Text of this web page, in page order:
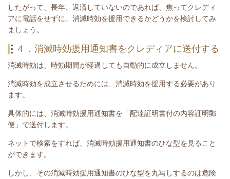
したがって、長年、返済していないのであれば、焦ってクレディ
アに電話をせずに、消滅時効を援用できるかどうかを検討してみ
ましょう。
４．消滅時効援用通知書をクレディアに送付する
消滅時効は、時効期間が経過しても自動的に成立しません。
消滅時効を成立させるためには、消滅時効を援用する必要があり
ます。
具体的には、消滅時効援用通知書を「配達証明書付の内容証明郵
便」で送付します。
ネットで検索をすれば、消滅時効援用通知書のひな型を見ること
ができます。
しかし、その消滅時効援用通知書のひな型を丸写しするのは危険